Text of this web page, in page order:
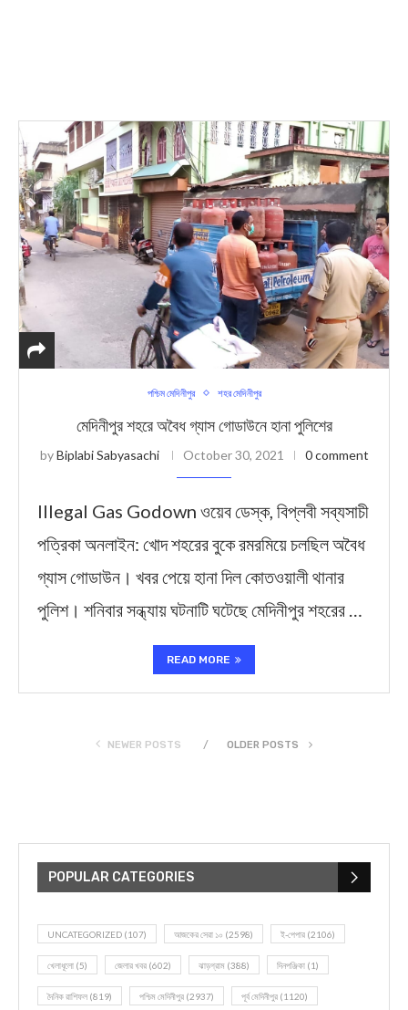
পশ্চিম মেদিনীপুর শহর মেদিনীপুর
মেদিনীপুর শহরে অবৈধ গ্যাস গোডাউনে হানা পুলিশের
byBiplabi Sabyasachi October 30, 2021 0 comment
Illegal Gas Godown ওয়েব ডেস্ক, বিপ্লবী সব্যসাচী
পত্রিকা অনলাইন: খোদ শহরের বুকে রমরমিয়ে চলছিল অবৈধ
গ্যাস গোডাউন। খবর পেয়ে হানা দিল কোতওয়ালী থানার
পুলিশ। শনিবার সন্ধ্যায় ঘটনাটি ঘটেছে মেদিনীপুর শহরের …
READ MORE
NEWER POSTS OLDER POSTS
POPULAR CATEGORIES
UNCATEGORIZED (107) আজকের সেরা ১০ (2598) ই-পেপার (2106)
খেলাধূলো (5) জেলার খবর (602) ঝাড়গ্রাম (388) দিনপঞ্জিকা (1)
দৈনিক রাশিফল (819) পশ্চিম মেদিনীপুর (2937) পূর্ব মেদিনীপুর (1120)